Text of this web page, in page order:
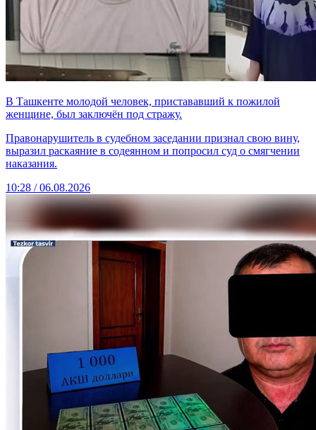
В Ташкенте молодой человек, пристававший к пожилой
женщине, был заключён под стражу.
Правонарушитель в судебном заседании признал свою вину,
выразил раскаяние в содеянном и попросил суд о смягчении
наказания.
10:28 / 06.08.2026